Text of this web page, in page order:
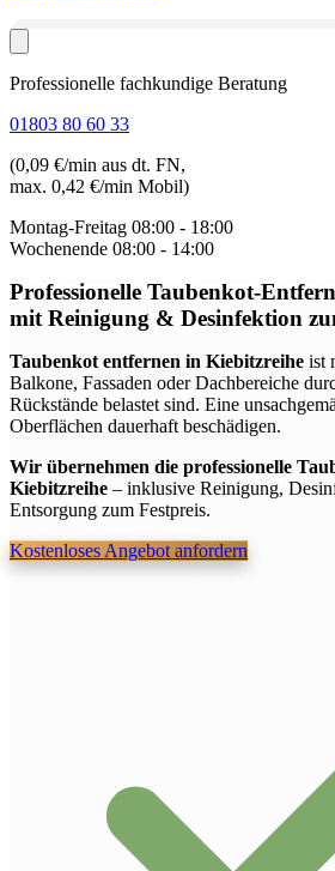
Professionelle fachkundige Beratung
01803 80 60 33
(0,09 €/min aus dt. FN,
max. 0,42 €/min Mobil)
Montag-Freitag 08:00 - 18:00
Wochenende 08:00 - 14:00
Professionelle Taubenkot-
mit Reinigung & Desinfektion
Taubenkot entfernen in Kiebitzreihe ist
Balkone, Fassaden oder Dachbereiche
Rückstände belastet sind. Eine
Oberflächen dauerhaft beschädigen.
Wir übernehmen die professionelle
Kiebitzreihe– inklusive Reinigung,
Entsorgung zum Festpreis.
Kostenloses Angebot anfordern